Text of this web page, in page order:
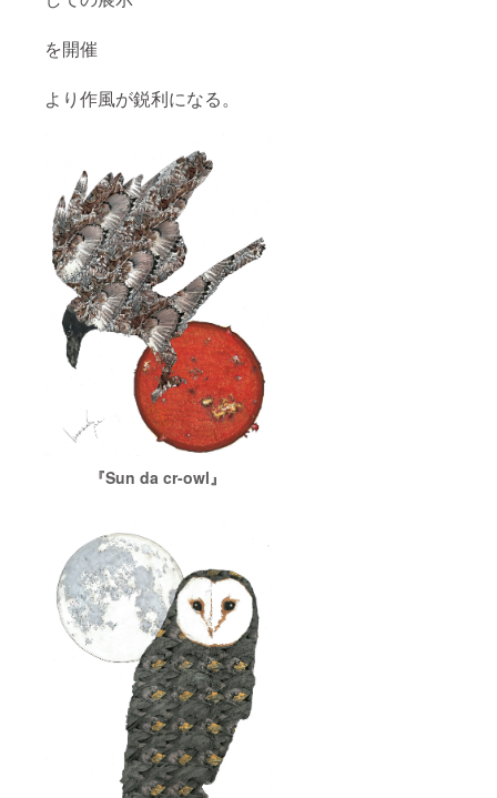
を開催
より作風が鋭利になる。
『Sun da cr-owl』